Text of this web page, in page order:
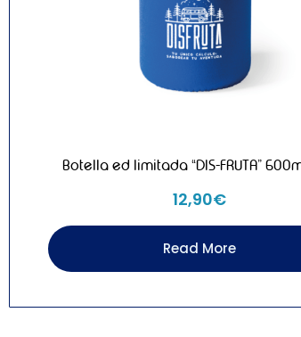
Botella ed limitada “DIS-FRUTA”
12,90€
Read More